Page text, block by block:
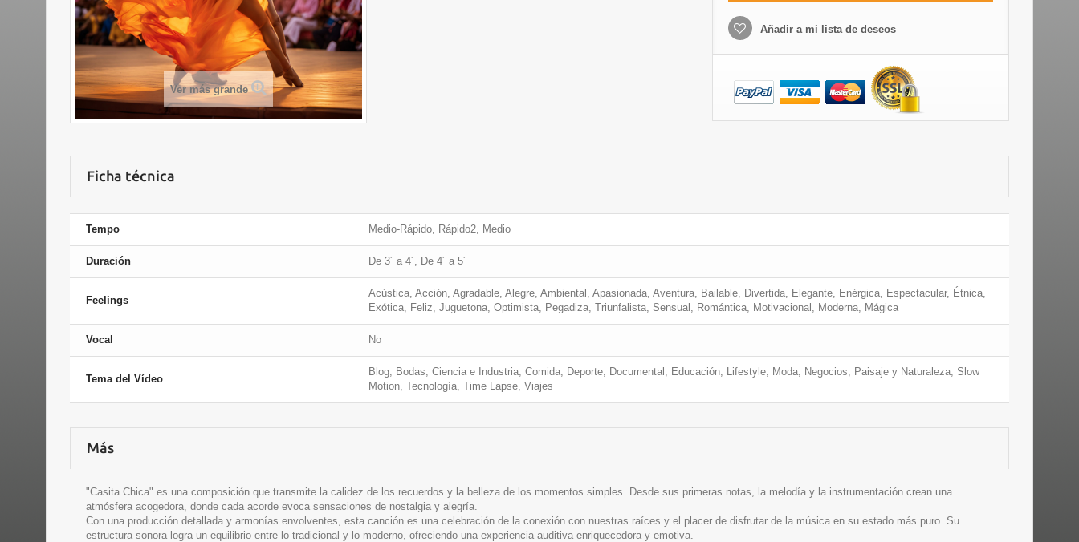
Ver más grande
Añadir a mi lista de deseos
Ficha técnica
Tempo Medio-Rápido, Rápido2, Medio
Duración De 3´ a 4´, De 4´ a 5´
Feelings
Acústica, Acción, Agradable, Alegre, Ambiental, Apasionada, Aventura, Bailable, Divertida, Elegante, Enérgica, Espectacular, Étnica,
Exótica, Feliz, Juguetona, Optimista, Pegadiza, Triunfalista, Sensual, Romántica, Motivacional, Moderna, Mágica
Vocal No
Tema del Vídeo
Blog, Bodas, Ciencia e Industria, Comida, Deporte, Documental, Educación, Lifestyle, Moda, Negocios, Paisaje y Naturaleza, Slow
Motion, Tecnología, Time Lapse, Viajes
Más
"Casita Chica" es una composición que transmite la calidez de los recuerdos y la belleza de los momentos simples. Desde sus primeras notas, la melodía y la instrumentación crean una
atmósfera acogedora, donde cada acorde evoca sensaciones de nostalgia y alegría.
Con una producción detallada y armonías envolventes, esta canción es una celebración de la conexión con nuestras raíces y el placer de disfrutar de la música en su estado más puro. Su
estructura sonora logra un equilibrio entre lo tradicional y lo moderno, ofreciendo una experiencia auditiva enriquecedora y emotiva.